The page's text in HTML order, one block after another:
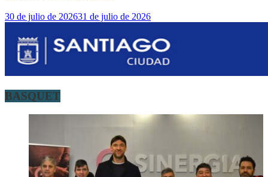
30 de julio de 202631 de julio de 2026
BASQUET